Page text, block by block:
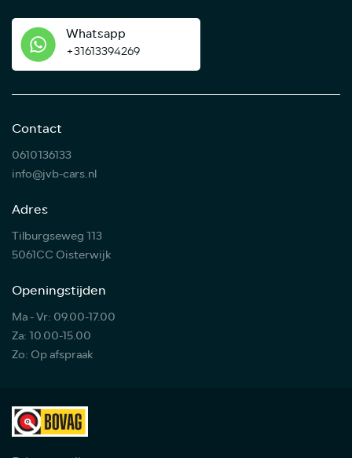
Whatsapp
+31613394269
Contact
0610136133
info@jvb-cars.nl
Adres
Tilburgseweg 113
5061CC Oisterwijk
Openingstijden
Ma - Vr: 09.00-17.00
Za: 10.00-15.00
Zo: Op afspraak